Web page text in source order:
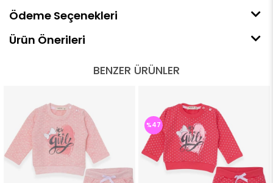
Ödeme Seçenekleri
Ürün Önerileri
BENZER ÜRÜNLER
%47